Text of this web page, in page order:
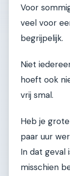
Voor
veel voor
begrijpelijk.
Niet
hoeft ook
vrij smal.
Heb je
paar uur
In dat geval
misschien